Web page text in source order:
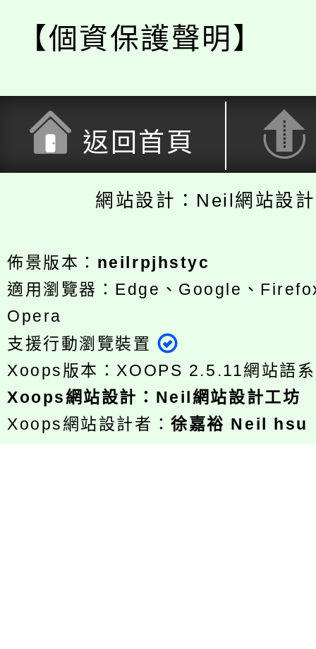
【個資保護聲明】
返回首頁
網站設計：Neil網站設
佈景版本： neilrpjhstyc
適用瀏覽器：Edge、Google、
Opera
支援行動瀏覽裝置
Xoops版本：XOOPS 2.5.11網站語
Xoops網站設計 ： Neil網站設計工坊
Xoops網站設計者：徐嘉裕 Neil hsu